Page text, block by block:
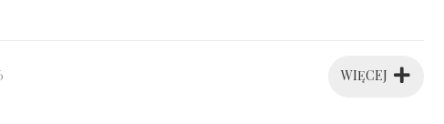
WIĘCEJ